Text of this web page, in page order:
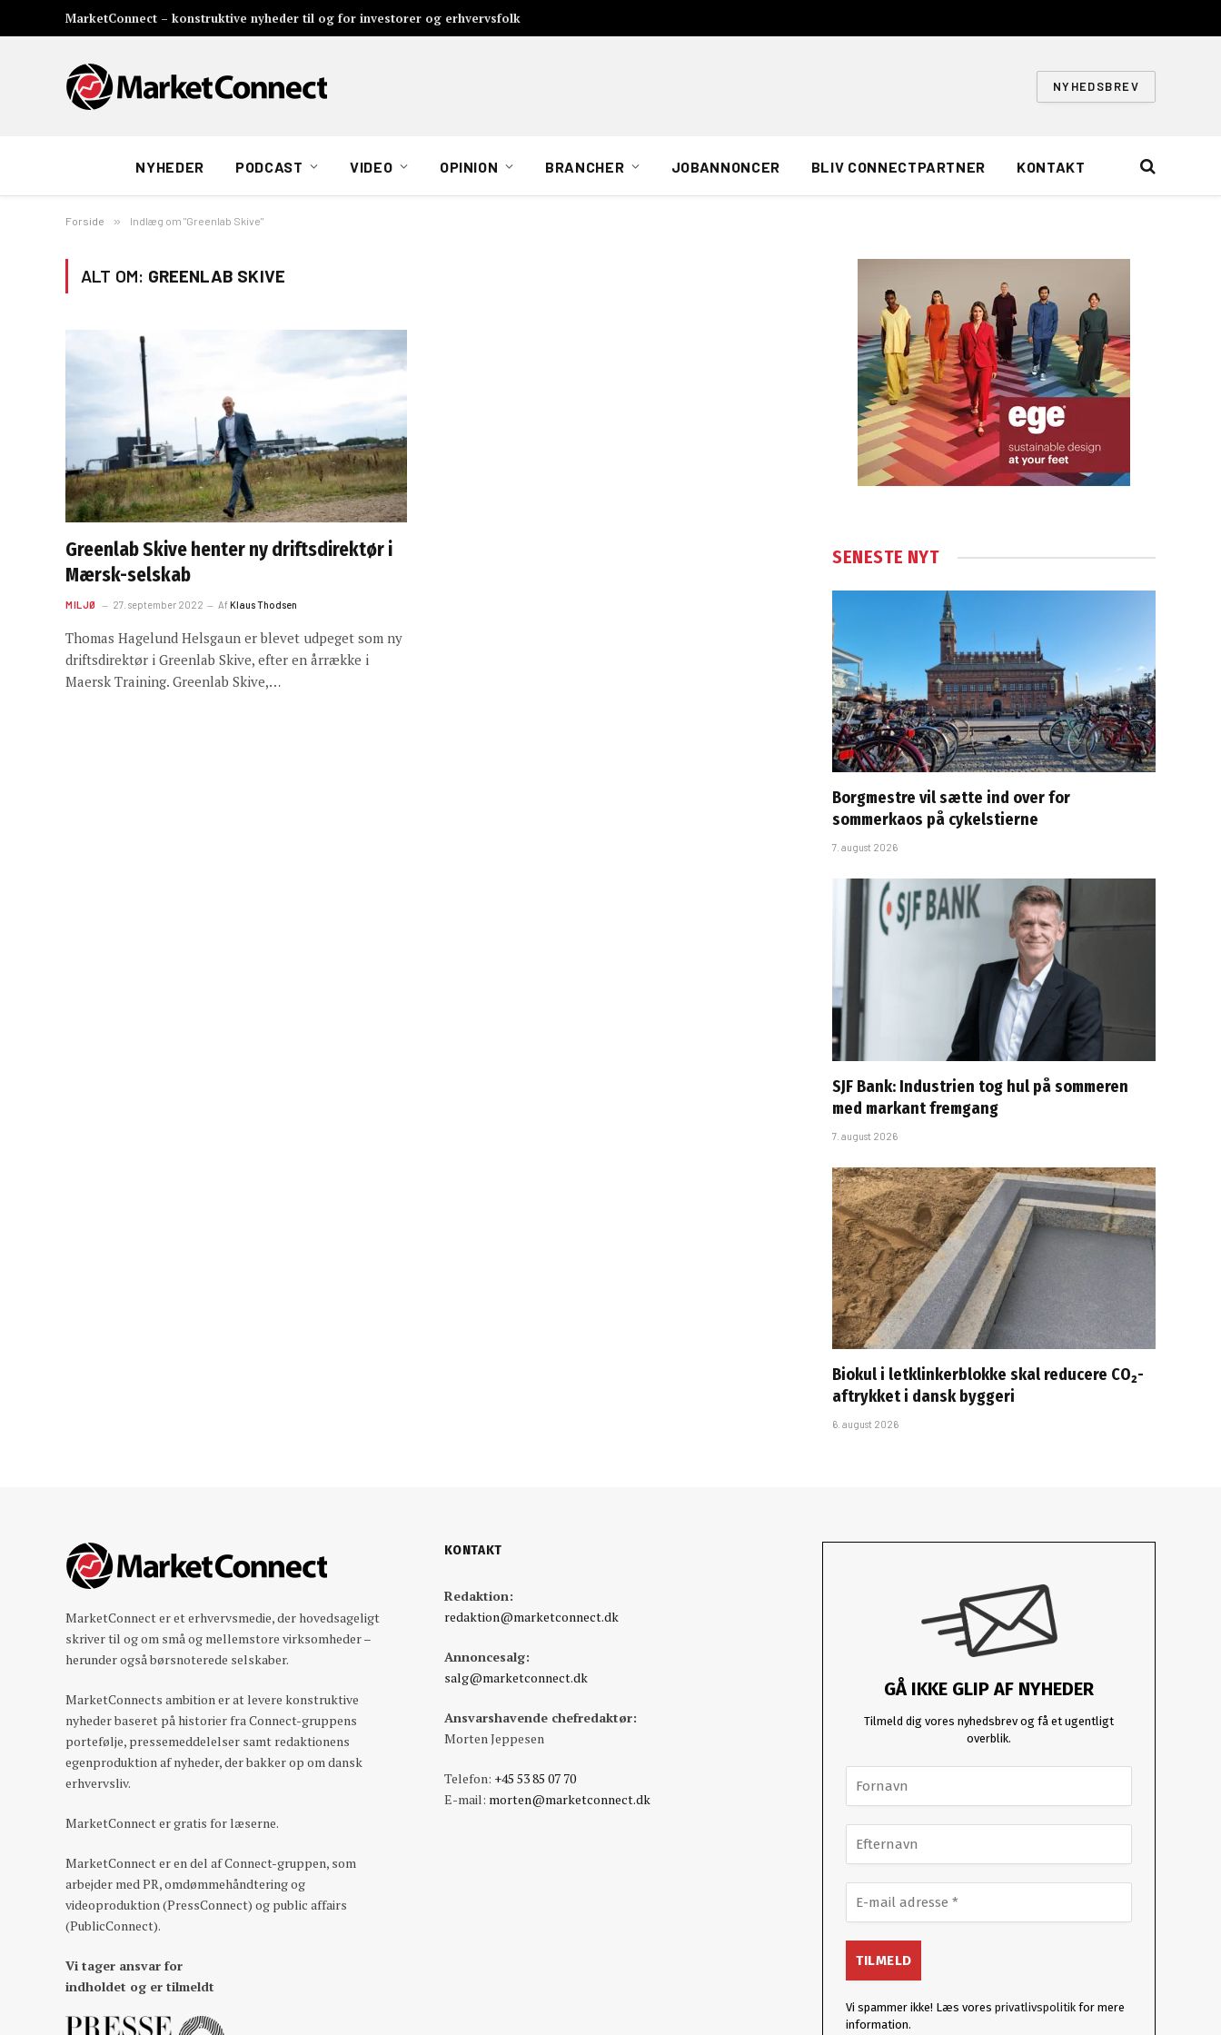
MarketConnect – konstruktive nyheder til og for investorer og erhvervsfolk
NYHEDSBREV
NYHEDER PODCAST VIDEO OPINION BRANCHER JOBANNONCER BLIV CONNECTPARTNER KONTAKT
Forside » Indlæg om "Greenlab Skive"
ALT OM: GREENLAB SKIVE
Greenlab Skive henter ny driftsdirektør i
Mærsk-selskab
MILJØ 27. september 2022 AfKlaus Thodsen
Thomas Hagelund Helsgaun er blevet udpeget som ny
driftsdirektør i Greenlab Skive, efter en årrække i
Maersk Training. Greenlab Skive,…
SENESTE NYT
Borgmestre vil sætte ind over for
sommerkaos på cykelstierne
7. august 2026
SJF Bank: Industrien tog hul på sommeren
med markant fremgang
7. august 2026
Biokul i letklinkerblokke skal reducere CO₂-
aftrykket i dansk byggeri
6. august 2026
MarketConnect er et erhvervsmedie, der hovedsageligt
skriver til og om små og mellemstore virksomheder –
herunder også børsnoterede selskaber.
MarketConnects ambition er at levere konstruktive
nyheder baseret på historier fra Connect-gruppens
portefølje, pressemeddelelser samt redaktionens
egenproduktion af nyheder, der bakker op om dansk
erhvervsliv.
MarketConnect er gratis for læserne.
MarketConnect er en del af Connect-gruppen, som
arbejder med PR, omdømmehåndtering og
videoproduktion (PressConnect) og public affairs
(PublicConnect).
Vi tager ansvar for
indholdet og er tilmeldt
KONTAKT
Redaktion:
redaktion@marketconnect.dk
Annoncesalg:
salg@marketconnect.dk
Ansvarshavende chefredaktør:
Morten Jeppesen
Telefon: +45 53 85 07 70
E-mail: morten@marketconnect.dk
GÅ IKKE GLIP AF NYHEDER
Tilmeld dig vores nyhedsbrev og få et ugentligt
overblik.
Vi spammer ikke! Læs voresprivatlivspolitik for mere
information.